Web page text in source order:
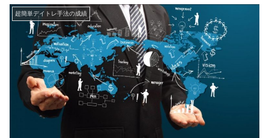
超簡単デイトレ手法の成績